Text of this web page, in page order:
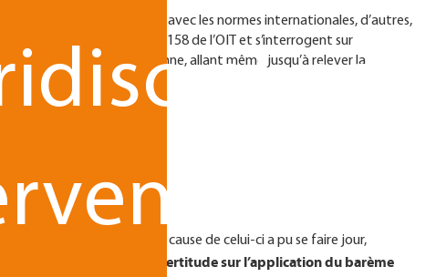
n’est pas en conformité avec les normes internationales, d’autres,
direct de la Convention n°158 de l’OIT et s’interrogent sur
la Charte Sociale européenne, allant même jusqu’à relever la
juridique
même type, une remise en cause de celui-ci a pu se faire jour,
France, règne un vent d’incertitude sur l’application du barème